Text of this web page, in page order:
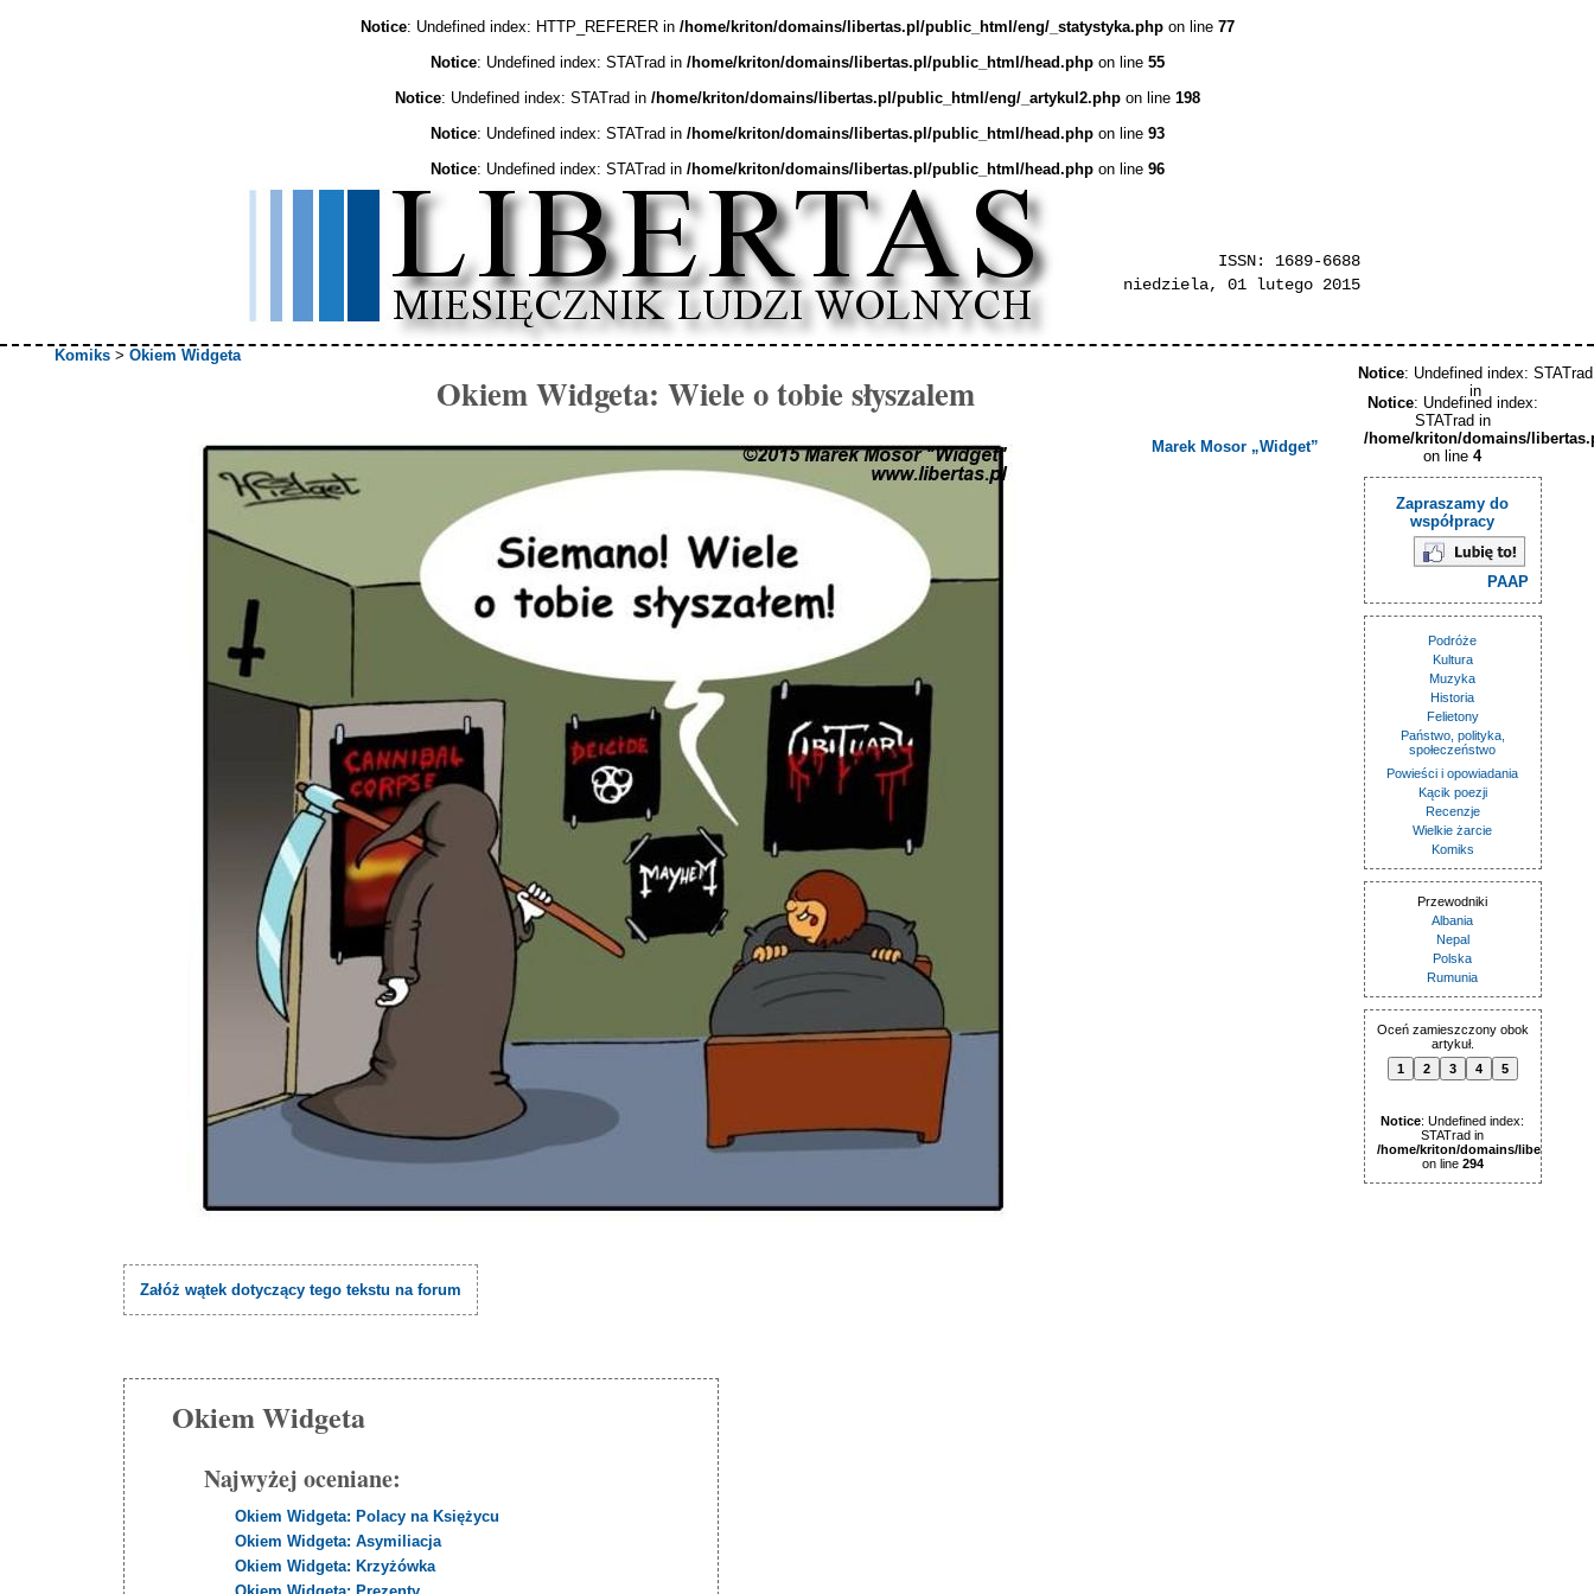
Notice: Undefined index: HTTP_REFERER in /home/kriton/domains/libertas.pl/public_html/eng/_statystyka.phpon line 77
Notice: Undefined index: STATrad in /home/kriton/domains/libertas.pl/public_html/head.phpon line 55
Notice: Undefined index: STATrad in /home/kriton/domains/libertas.pl/public_html/eng/_artykul2.phpon line 198
Notice: Undefined index: STATrad in /home/kriton/domains/libertas.pl/public_html/head.phpon line 93
Notice: Undefined index: STATrad in /home/kriton/domains/libertas.pl/public_html/head.phpon line 96
ISSN: 1689-6688
niedziela, 01 lutego 2015
Komiks> Okiem Widgeta
Okiem Widgeta: Wiele o tobie słyszalem
Marek Mosor „Widget”
Załóż wątek dotyczący tego tekstu na forum
Okiem Widgeta
Najwyżej oceniane:
Okiem Widgeta: Polacy na Księżycu
Okiem Widgeta: Asymiliacja
Okiem Widgeta: Krzyżówka
Notice: Undefined index:
STATrad in
/home/kriton/domains/
on line 4
Zapraszamy do
współpracy
PAAP
Podróże
Kultura
Muzyka
Historia
Felietony
Państwo, polityka,
społeczeństwo
Powieści i opowiadania
Kącik poezji
Recenzje
Wielkie żarcie
Komiks
Przewodniki
Albania
Nepal
Polska
Rumunia
Oceń zamieszczony obok
artykuł.
1
2 3 4 5
Notice: Undefined index:
STATrad in
/home/kriton/domains/libertas.pl/
on line 294
Notice: Undefined index: STATrad
in